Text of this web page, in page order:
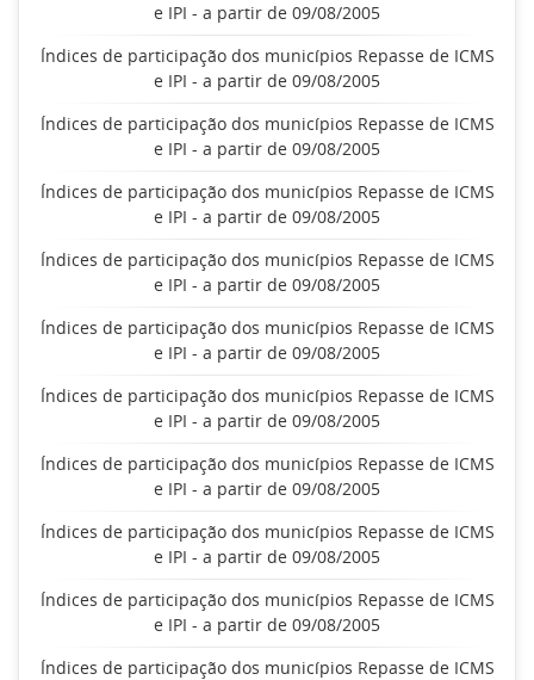
e IPI - a partir de 09/08/2005
Índices de participação dos municípios Repasse de ICMS
e IPI - a partir de 09/08/2005
Índices de participação dos municípios Repasse de ICMS
e IPI - a partir de 09/08/2005
Índices de participação dos municípios Repasse de ICMS
e IPI - a partir de 09/08/2005
Índices de participação dos municípios Repasse de ICMS
e IPI - a partir de 09/08/2005
Índices de participação dos municípios Repasse de ICMS
e IPI - a partir de 09/08/2005
Índices de participação dos municípios Repasse de ICMS
e IPI - a partir de 09/08/2005
Índices de participação dos municípios Repasse de ICMS
e IPI - a partir de 09/08/2005
Índices de participação dos municípios Repasse de ICMS
e IPI - a partir de 09/08/2005
Índices de participação dos municípios Repasse de ICMS
e IPI - a partir de 09/08/2005
Índices de participação dos municípios Repasse de ICMS